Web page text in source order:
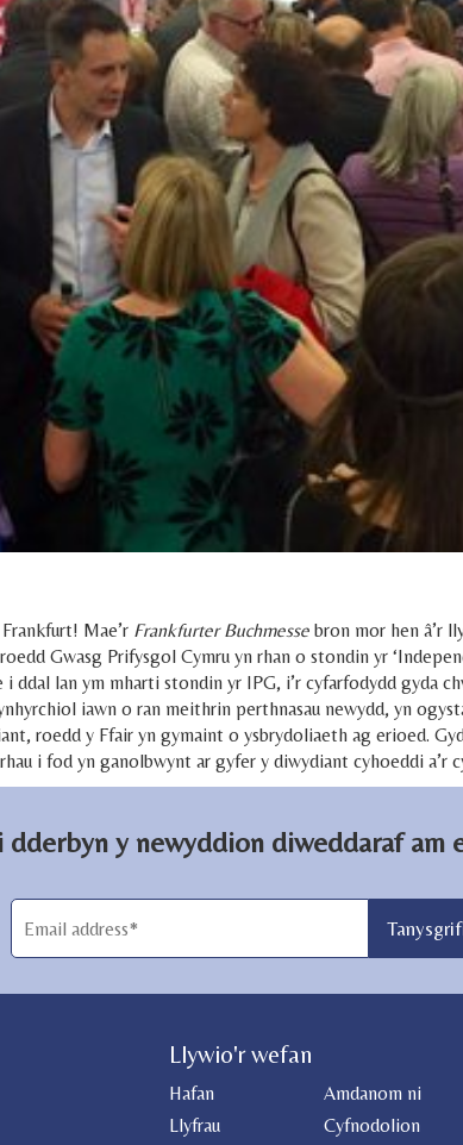
Mae’r Frankfurter Buchmesse bron mor hen â’r
Gwasg Prifysgol Cymru yn rhan o stondin yr
lan ym mharti stondin yr IPG, i’r cyfarfodydd gyda
iawn o ran meithrin perthnasau newydd, yn
roedd y Ffair yn gymaint o ysbrydoliaeth ag erioed.
i fod yn ganolbwynt ar gyfer y diwydiant cyhoeddi a’r
y newyddion diweddaraf am
Llywio'r wefan
Hafan
Amdanom ni
Llyfrau
Cyfnodolion